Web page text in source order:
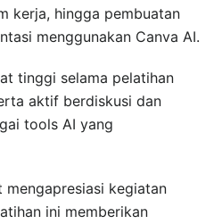
kerja, hingga pembuatan
menggunakan Canva AI.
tinggi selama pelatihan
aktif berdiskusi dan
tools AI yang
mengapresiasi kegiatan
ini memberikan